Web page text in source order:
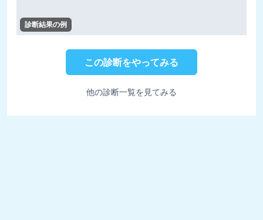
診断結果の例
この診断をやってみる
他の診断一覧を見てみる